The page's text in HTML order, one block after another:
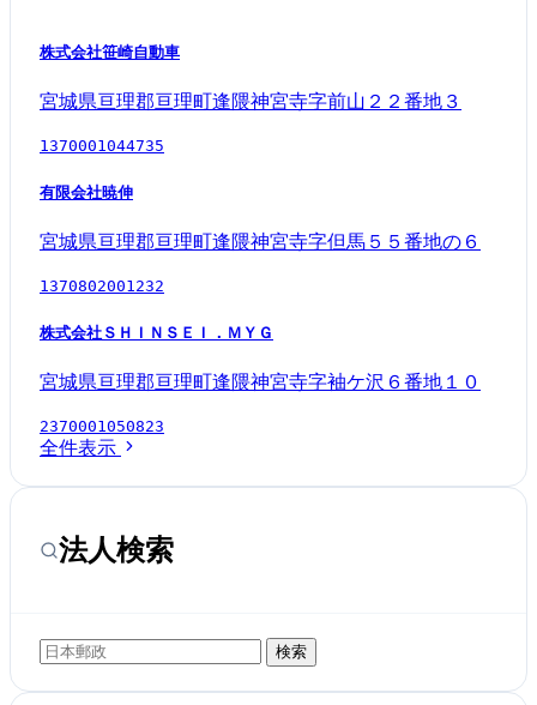
株式会社笹崎自動車
宮城県亘理郡亘理町逢隈神宮寺字前山２２番地３
1370001044735
有限会社暁伸
宮城県亘理郡亘理町逢隈神宮寺字但馬５５番地の６
1370802001232
株式会社ＳＨＩＮＳＥＩ．ＭＹＧ
宮城県亘理郡亘理町逢隈神宮寺字袖ケ沢６番地１０
2370001050823
全件表示
法人検索
検索